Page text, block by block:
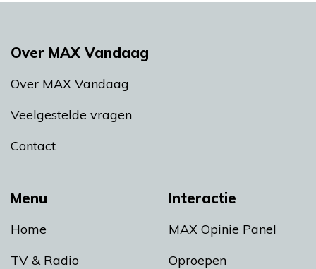
Menu
Home
TV & Radio
Interactie
MAX Opinie Panel
Oproepen
Over MAX Vandaag
Over MAX Vandaag
Veelgestelde vragen
Contact